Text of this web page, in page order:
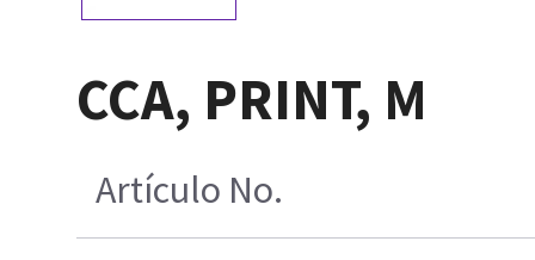
CCA, PRINT, M
Artículo No.